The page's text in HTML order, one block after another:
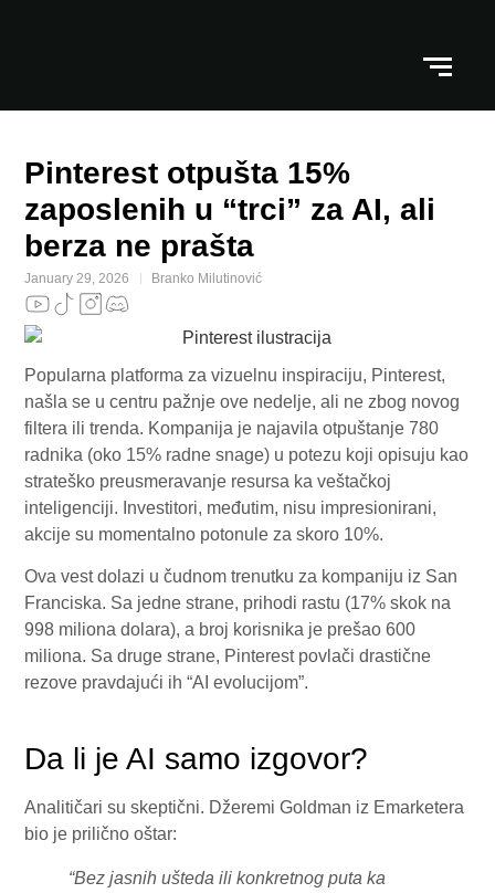
Pinterest otpušta 15%
zaposlenih u “trci” za AI, ali
berza ne prašta
January 29, 2026 Branko Milutinović
Popularna platforma za vizuelnu inspiraciju, Pinterest,
našla se u centru pažnje ove nedelje, ali ne zbog novog
filtera ili trenda. Kompanija je najavila otpuštanje 780
radnika (oko 15% radne snage) u potezu koji opisuju kao
strateško preusmeravanje resursa ka veštačkoj
inteligenciji. Investitori, međutim, nisu impresionirani,
akcije su momentalno potonule za skoro 10%.
Ova vest dolazi u čudnom trenutku za kompaniju iz San
Franciska. Sa jedne strane, prihodi rastu (17% skok na
998 miliona dolara), a broj korisnika je prešao 600
miliona. Sa druge strane, Pinterest povlači drastične
rezove pravdajući ih “AI evolucijom”.
Da li je AI samo izgovor?
Analitičari su skeptični. Džeremi Goldman iz Emarketera
bio je prilično oštar:
“Bez jasnih ušteda ili konkretnog puta ka